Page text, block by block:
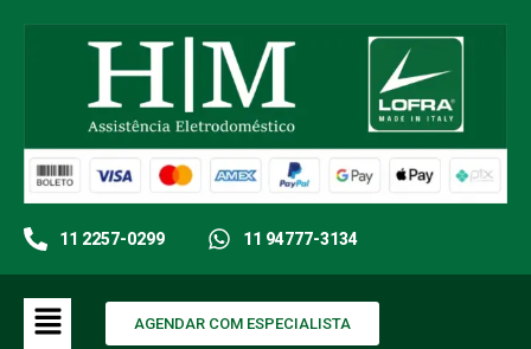
11 2257-0299 11 94777-3134
AGENDAR COM ESPECIALISTA